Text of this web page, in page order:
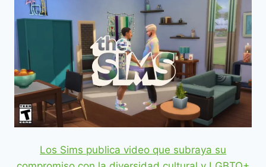
Los Sims publica video que subraya su